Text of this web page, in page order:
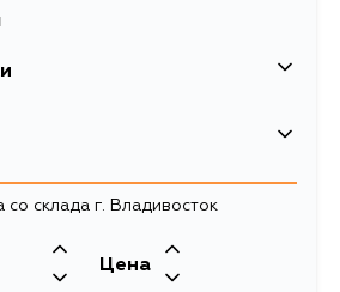
Двигатель
EE102, EE103,
5EFE, 4EFE,
со склада г. Владивосток
Цена